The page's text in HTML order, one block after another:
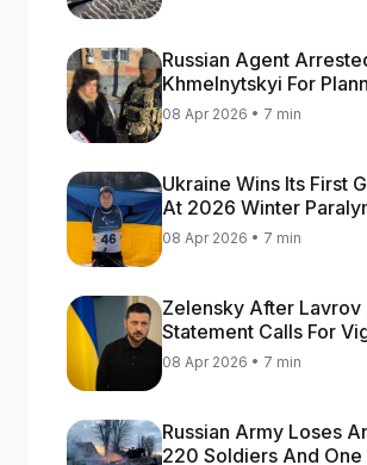
Russian Agent
Khmelnytskyi For
Blow Up Military Cars
08 Apr 2026 • 7 min
Ukraine Wins Its First
At 2026 Winter
08 Apr 2026 • 7 min
Zelensky After Lavrov
Statement Calls For
Capital May Be
08 Apr 2026 • 7 min
Russian Army Loses
220 Soldiers And